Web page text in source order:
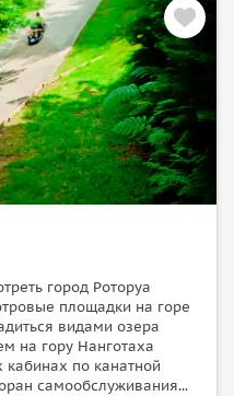
город Роторуа
площадки на горе
видами озера
на гору Нанготаха
по канатной
самообслуживания...